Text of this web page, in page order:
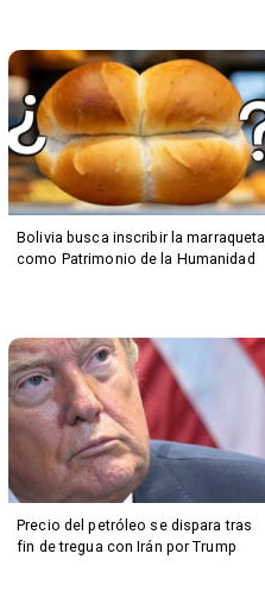
Bolivia busca inscribir la marraqueta
como Patrimonio de la Humanidad
Precio del petróleo se dispara tras
fin de tregua con Irán por Trump